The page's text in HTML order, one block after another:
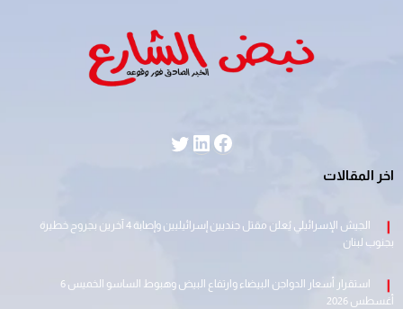
فيسبوك
لينكد إنتويتر
اخر المقالات
الجيش الإسرائيلي يُعلن مقتل جنديين إسرائيليين وإصابة 4 آخرين بجروح خطيرة
بجنوب لبنان
استقرار أسعار الدواجن البيضاء وارتفاع البيض وهبوط الساسو الخميس 6
أغسطس 2026